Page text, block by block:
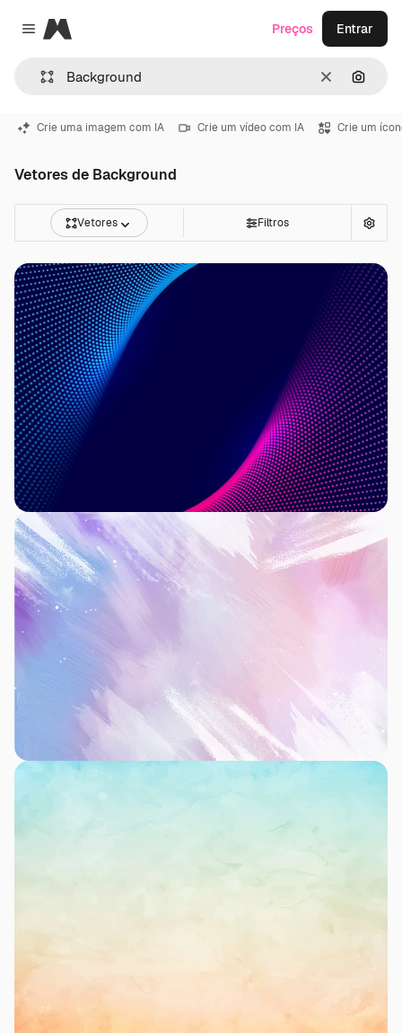
Close menu
Magnific
Limpar
Preços Entrar
Crie uma imagem com IA Crie um vídeo com IA Crie um
Vetores de Background
Vetores Filtros